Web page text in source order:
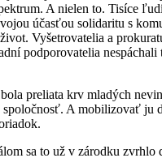
A nielen to. Tisíce
účasťou solidaritu s
Vyšetrovatelia a
podporovatelia nespáchali
preliata krv mladých
A mobilizovať ju
sa to už v zárodku zvrhlo